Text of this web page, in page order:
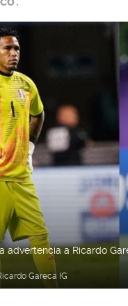
advertencia a Ricardo
Gareca IG